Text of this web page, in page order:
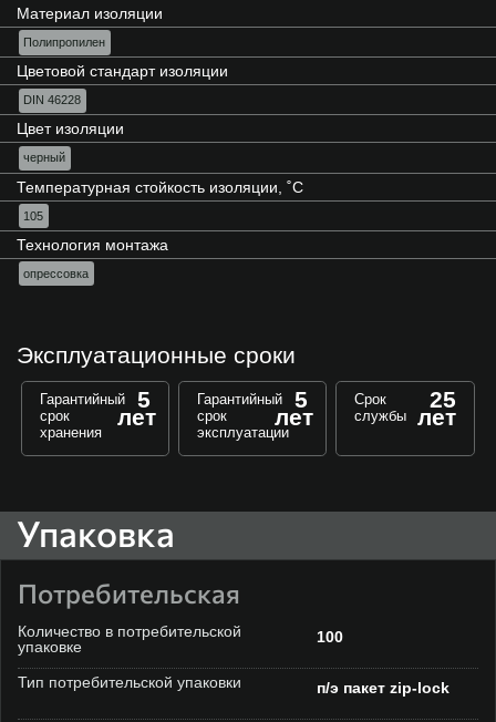
Материал изоляции
Полипропилен
Цветовой стандарт изоляции
DIN 46228
Цвет изоляции
черный
Температурная стойкость изоляции, ˚С
105
Технология монтажа
опрессовка
Эксплуатационные сроки
Гарантийный
срок
хранения
5
лет
Гарантийный
срок
эксплуатации
5
лет
Срок
службы
25
лет
Упаковка
Потребительская
Количество в потребительской
упаковке
100
Тип потребительской упаковки п/э пакет zip-lock